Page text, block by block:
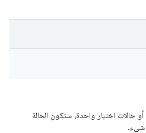
حالات اختبار واحدة، ستكون الحالة
شيء.